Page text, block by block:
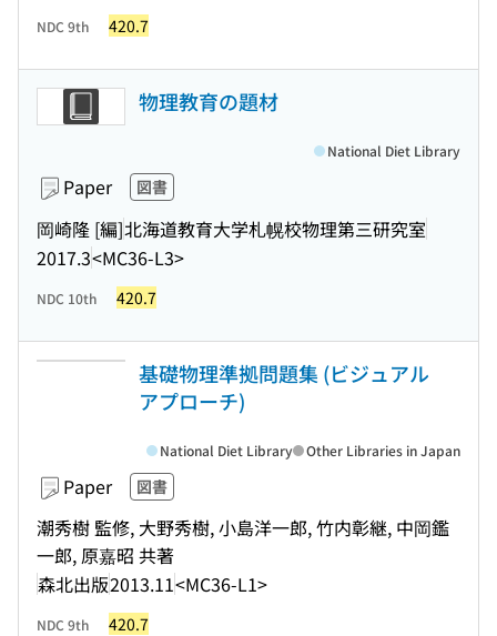
NDC 9th 420.7
物理教育の題材
Paper 図書
岡崎隆 [編]北海道教育大学札幌校物理第三研究室
2017.3<MC36-L3>
National Diet Library
NDC 10th 420.7
基礎物理準拠問題集 (ビジュアル
アプローチ)
Paper 図書
潮秀樹 監修, 大野秀樹, 小島洋一郎, 竹内彰継, 中岡鑑
一郎, 原嘉昭 共著
森北出版2013.11<MC36-L1>
National Diet Library Other Libraries in Japan
NDC 9th 420.7